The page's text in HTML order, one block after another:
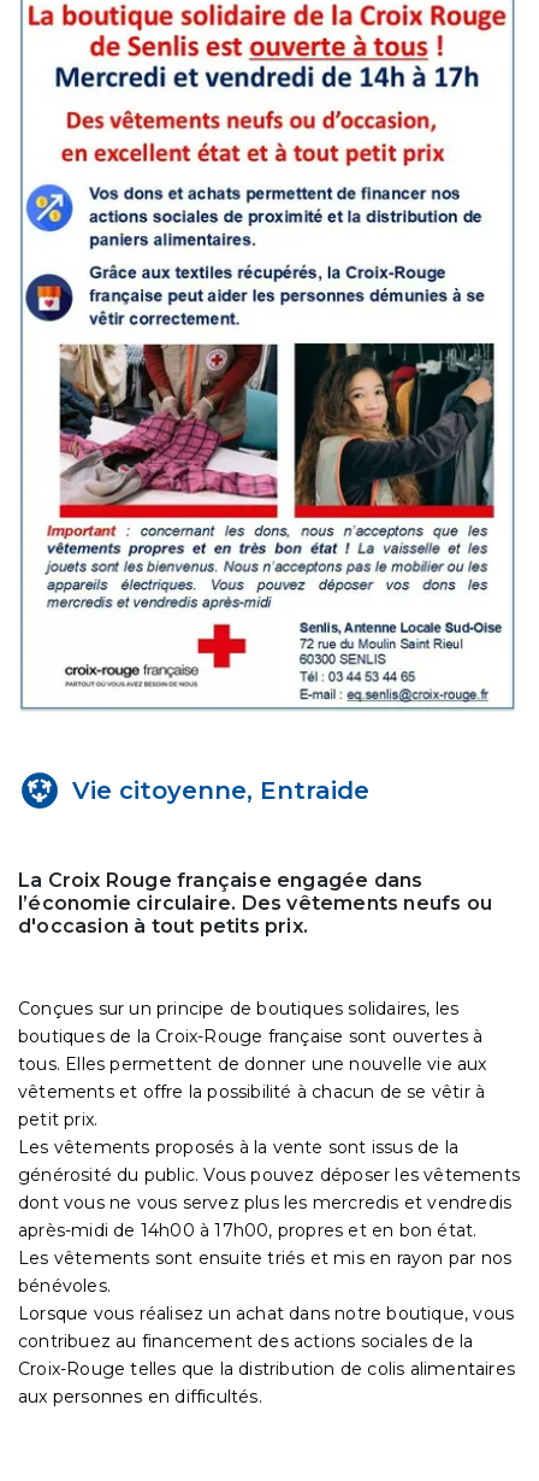
Vie citoyenne, Entraide
La Croix Rouge française engagée dans
l’économie circulaire. Des vêtements neufs ou
d'occasion à tout petits prix.
Conçues sur un principe de boutiques solidaires, les
boutiques de la Croix-Rouge française sont ouvertes à
tous. Elles permettent de donner une nouvelle vie aux
vêtements et offre la possibilité à chacun de se vêtir à
petit prix.
Les vêtements proposés à la vente sont issus de la
générosité du public. Vous pouvez déposer les vêtements
dont vous ne vous servez plus les mercredis et vendredis
après-midi de 14h00 à 17h00, propres et en bon état.
Les vêtements sont ensuite triés et mis en rayon par nos
bénévoles.
Lorsque vous réalisez un achat dans notre boutique, vous
contribuez au financement des actions sociales de la
Croix-Rouge telles que la distribution de colis alimentaires
aux personnes en difficultés.